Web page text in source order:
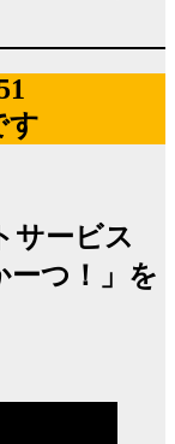
す
サービス
ーつ！」を